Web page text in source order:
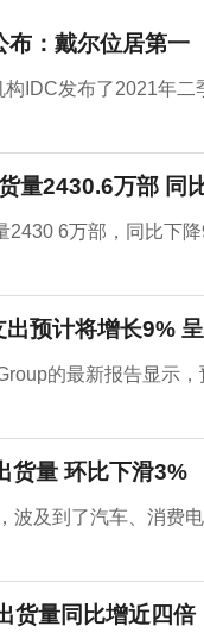
布：戴尔位居第一
IDC发布了2021年
量2430.6万部 同
6万部，同比下
预计将增长9%
的最新报告显示
货量 环比下滑3%
波及到了汽车、消费
货量同比增近四倍